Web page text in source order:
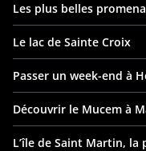
Les plus belles
Le lac de Sainte Croix
Passer un week-end à
Découvrir le Mucem à
L’île de Saint Martin,